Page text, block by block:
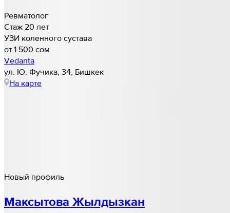
Ревматолог
Стаж 20 лет
УЗИ коленного сустава
от 1 500 cом
Vedanta
ул. Ю. Фучика, 34, Бишкек
На карте
Новый профиль
Максытова Жылдызкан